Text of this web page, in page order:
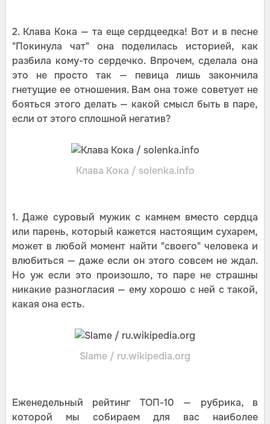
2. Клава Кока — та еще сердцеедка! Вот и в песне
"Покинула чат" она поделилась историей, как
разбила кому-то сердечко. Впрочем, сделала она
это не просто так — певица лишь закончила
гнетущие ее отношения. Вам она тоже советует не
бояться этого делать — какой смысл быть в паре,
если от этого сплошной негатив?
Клава Кока / solenka.info
1. Даже суровый мужик с камнем вместо сердца
или парень, который кажется настоящим сухарем,
может в любой момент найти "своего" человека и
влюбиться — даже если он этого совсем не ждал.
Но уж если это произошло, то паре не страшны
никакие разногласия — ему хорошо с ней с такой,
какая она есть.
Slame / ru.wikipedia.org
Еженедельный рейтинг ТОП-10 — рубрика, в
которой мы собираем для вас наиболее